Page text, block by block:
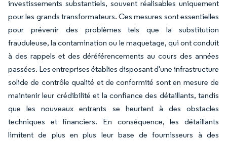
investissements substantiels, souvent réalisables uniquement
pour les grands transformateurs. Ces mesures sont essentielles
pour prévenir des problèmes tels que la substitution
frauduleuse, la contamination ou le maquetage, qui ont conduit
à des rappels et des déréférencements au cours des années
passées. Les entreprises établies disposant d'une infrastructure
solide de contrôle qualité et de conformité sont en mesure de
maintenir leur crédibilité et la confiance des détaillants, tandis
que les nouveaux entrants se heurtent à des obstacles
techniques et financiers. En conséquence, les détaillants
limitent de plus en plus leur base de fournisseurs à des